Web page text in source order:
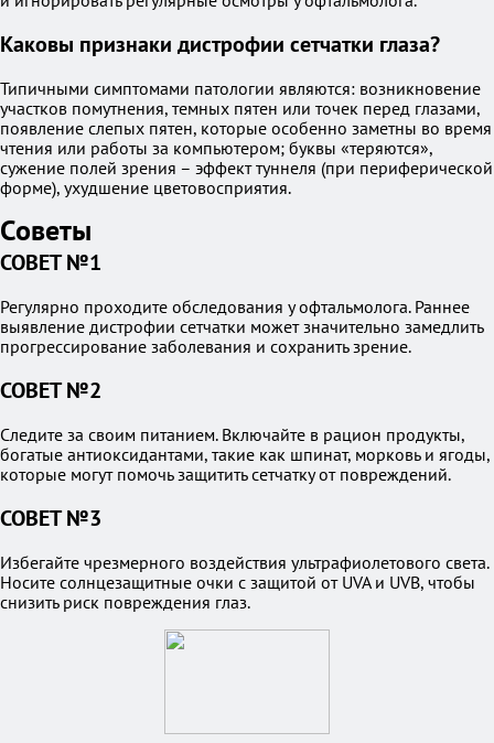
Каковы признаки дистрофии сетчатки глаза?
Типичными симптомами патологии являются: возникновение
участков помутнения, темных пятен или точек перед глазами,
появление слепых пятен, которые особенно заметны во время
чтения или работы за компьютером; буквы «теряются»,
сужение полей зрения – эффект туннеля (при периферической
форме), ухудшение цветовосприятия.
Советы
СОВЕТ №1
Регулярно проходите обследования у офтальмолога. Раннее
выявление дистрофии сетчатки может значительно замедлить
прогрессирование заболевания и сохранить зрение.
СОВЕТ №2
Следите за своим питанием. Включайте в рацион продукты,
богатые антиоксидантами, такие как шпинат, морковь и ягоды,
которые могут помочь защитить сетчатку от повреждений.
СОВЕТ №3
Избегайте чрезмерного воздействия ультрафиолетового света.
Носите солнцезащитные очки с защитой от UVA и UVB, чтобы
снизить риск повреждения глаз.